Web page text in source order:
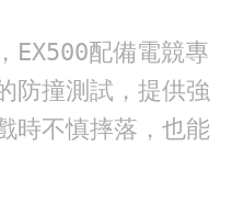
EX500配備電競專
防撞測試，提供強
時不慎摔落，也能